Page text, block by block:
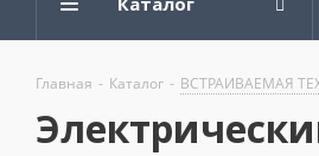
Главная - Каталог - ВСТРАИВАЕМАЯ